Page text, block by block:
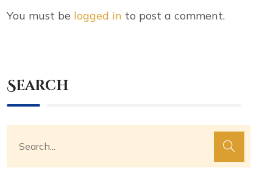
You must be logged in to post a comment.
Search